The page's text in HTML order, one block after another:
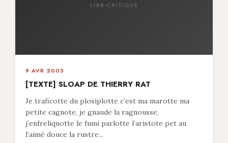
LIBR-CRITIQUE
9 AVR 2005
[TEXTE] SLOAP DE THIERRY RAT
Je traficotte du plosiplotte c’est ma marotte ma
petite cagnote, je gnaude la ragnousse,
j’enfreliquotte le fumi parlotte l’aristote pet au
l’aimé douce la rustre...